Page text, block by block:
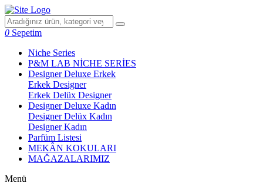
0 Sepetim
Niche Series
P&M LAB NİCHE SERİES
Designer Deluxe Erkek
Erkek Designer
Erkek Delüx Designer
Designer Deluxe Kadın
Designer Delüx Kadın
Designer Kadın
Parfüm Listesi
MEKÂN KOKULARI
MAĞAZALARIMIZ
Menü